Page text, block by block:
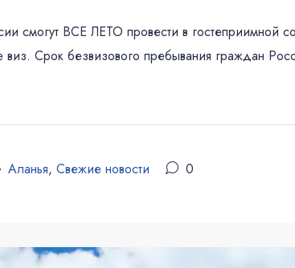
смогут ВСЕ ЛЕТО провести в гостеприимной
виз. Срок безвизового пребывания граждан
Аланья, Свежие новости 0